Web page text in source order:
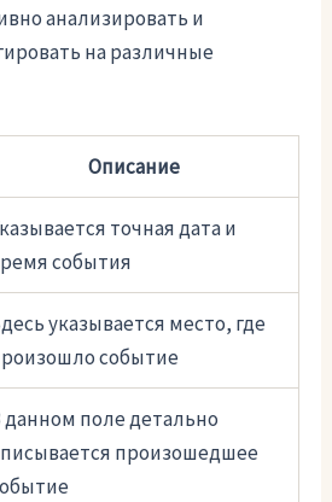
анализировать и
на различные
Описание
точная дата и
события
указывается место, где
событие
данном поле детально
произошедшее